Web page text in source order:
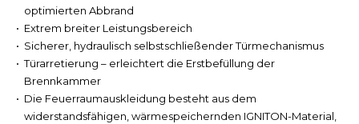
optimierten Abbrand
Extrem breiter Leistungsbereich
Sicherer, hydraulisch selbstschließender Türmechanismus
Türarretierung – erleichtert die Erstbefüllung der
Brennkammer
Die Feuerraumauskleidung besteht aus dem
widerstandsfähigen, wärmespeichernden IGNITON-Material,